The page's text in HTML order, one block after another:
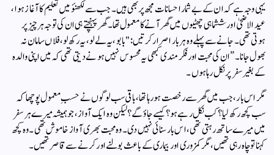
یہی وجہ ہے کہ ان کے بے شمار احسانات مجھ پر بھی ہیں۔ جب سے لکھنؤ میں تعلیم کا آغاز ہوا،
عیدالاضحیٰ اور ششماہی چھٹیوں میں گھر آنے کا معمول تھا۔ گھر پہنچتے ہی ان کی توجہ ہر چیز پر
ہوتی تھی۔ جانے سے پہلے وہ ہر بار اصرار کرتیں: "بابو، یہ لے لو، یہ رکھ لو، فلاں سامان نہ
بھول جانا۔” ان کی محبت اور فکرمندی کبھی یہ محسوس نہیں ہونے دیتی تھی کہ میں اپنی والدہ
کے بغیر سفر پر نکل رہا ہوں۔
مگر اس بار، جب میں گھر سے رخصت ہو رہا تھا، باقی سب لوگوں نے حسبِ معمول پوچھا کہ
سب کچھ رکھ لیا؟ کب نکل رہے ہو؟ کیسے جاؤ گے؟ لیکن وہ ایک آواز، جو ہمیشہ میرے ہر سفر
میں میرے ساتھ رہتی تھی، اس بار سنائی نہیں دی۔ وہ محبت بھری آواز خاموش تھی۔ وہ کچھ
کہنا تو چاہ رہی تھیں، مگر کمزوری اور بیماری کے باعث بولنے اور کرنے سے قاصر تھیں۔